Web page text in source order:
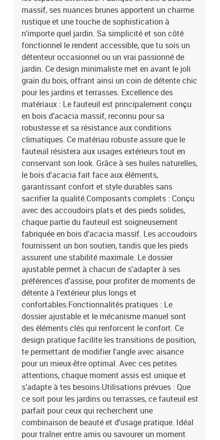
pourraient abîmer la finition du bois. En cas de mauvais temps,
pense à le recouvrir pour prolonger sa durée de vie. Couleur:
MarronMatériau: Bois d'acacia massifDimensions globales: 57 x
72 x 109 cm (L x l x H)Poids maximal: 440 kgCapacité:
4Assemblage requis: OuiContenant de la livraison:4 x Chaise de
jardinEAN: 8720845689612SKU: 3154134Brand: vidaXL
massif, ses nuances brunes apportent un charme
rustique et une touche de sophistication à
n'importe quel jardin. Sa simplicité et son côté
fonctionnel le rendent accessible, que tu sois un
détenteur occasionnel ou un vrai passionné de
jardin. Ce design minimaliste met en avant le joli
grain du bois, offrant ainsi un coin de détente chic
pour les jardins et terrasses. Excellence des
matériaux : Le fauteuil est principalement conçu
en bois d'acacia massif, reconnu pour sa
robustesse et sa résistance aux conditions
climatiques. Ce matériau robuste assure que le
fauteuil résistera aux usages extérieurs tout en
conservant son look. Grâce à ses huiles naturelles,
le bois d'acacia fait face aux éléments,
garantissant confort et style durables sans
sacrifier la qualité.Composants complets : Conçu
avec des accoudoirs plats et des pieds solides,
chaque partie du fauteuil est soigneusement
fabriquée en bois d'acacia massif. Les accoudoirs
fournissent un bon soutien, tandis que les pieds
assurent une stabilité maximale. Le dossier
ajustable permet à chacun de s'adapter à ses
préférences d'assise, pour profiter de moments de
détente à l’extérieur plus longs et
confortables.Fonctionnalités pratiques : Le
dossier ajustable et le mécanisme manuel sont
des éléments clés qui renforcent le confort. Ce
design pratique facilite les transitions de position,
te permettant de modifier l'angle avec aisance
pour un mieux-être optimal. Avec ces petites
attentions, chaque moment assis est unique et
s’adapte à tes besoins.Utilisations prévues : Que
ce soit pour les jardins ou terrasses, ce fauteuil est
parfait pour ceux qui recherchent une
combinaison de beauté et d'usage pratique. Idéal
pour traîner entre amis ou savourer un moment